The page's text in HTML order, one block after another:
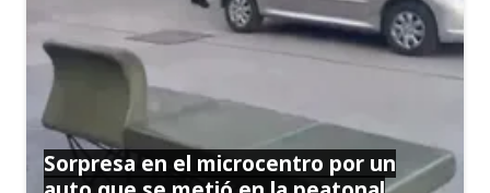
Sorpresa en el microcentro por un